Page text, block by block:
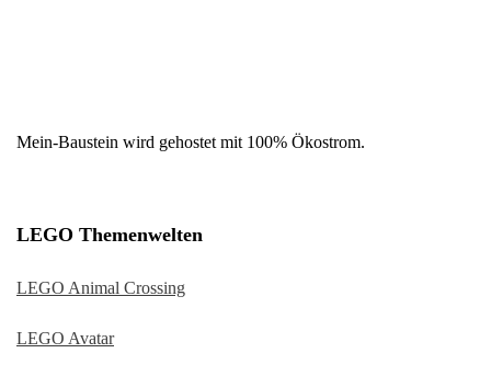
Mein-Baustein wird gehostet mit 100% Ökostrom.
LEGO Themenwelten
LEGO Animal Crossing
LEGO Avatar